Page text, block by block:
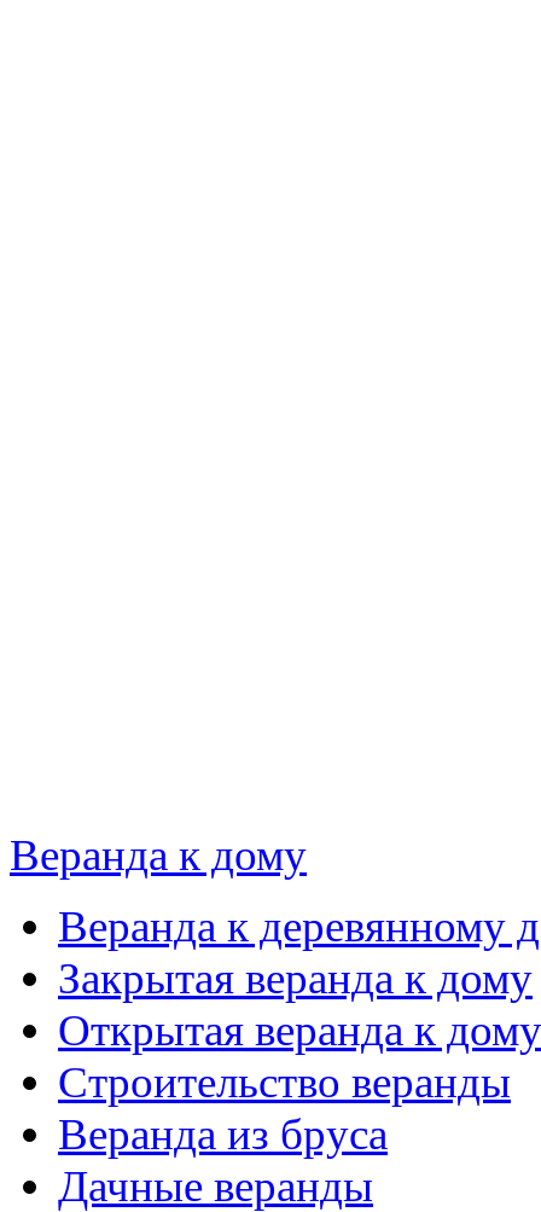
Веранда к дому
Веранда к деревянному
Закрытая веранда к дому
Открытая веранда к дому
Строительство веранды
Веранда из бруса
Дачные веранды